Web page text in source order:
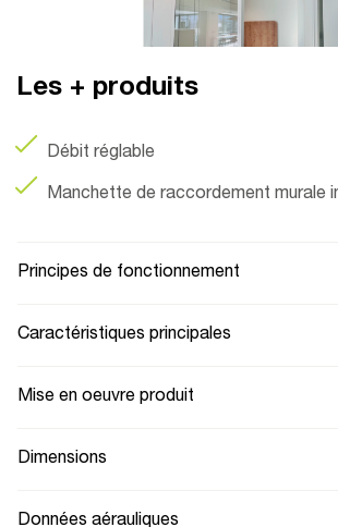
Les + produits
Débit réglable
Manchette de raccordement murale
Principes de fonctionnement
Caractéristiques principales
Mise en oeuvre produit
Dimensions
Données aérauliques